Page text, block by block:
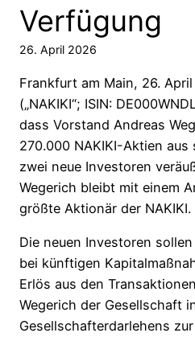
Verfügung
26. April 2026
Frankfurt am Main, 26. April
(„NAKIKI“; ISIN:
dass Vorstand Andreas
270.000 NAKIKI-Aktien aus
zwei neue Investoren
Wegerich bleibt mit einem
größte Aktionär der NAKIKI.
Die neuen Investoren
bei künftigen
Erlös aus den
Wegerich der Gesellschaft
Gesellschafterdarlehens